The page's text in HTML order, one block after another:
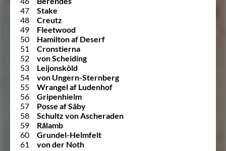
47
Stake
48
Creutz
49
Fleetwood
50
Hamilton af Deserf
51
Cronstierna
52
von Scheiding
53
Leijonsköld
54
von Ungern-Sternberg
55
Wrangel af Ludenhof
56
Gripenhielm
57
Posse af Säby
58
Schultz von Ascheraden
59
Rålamb
60
Grundel-Helmfelt
61
von der Noth